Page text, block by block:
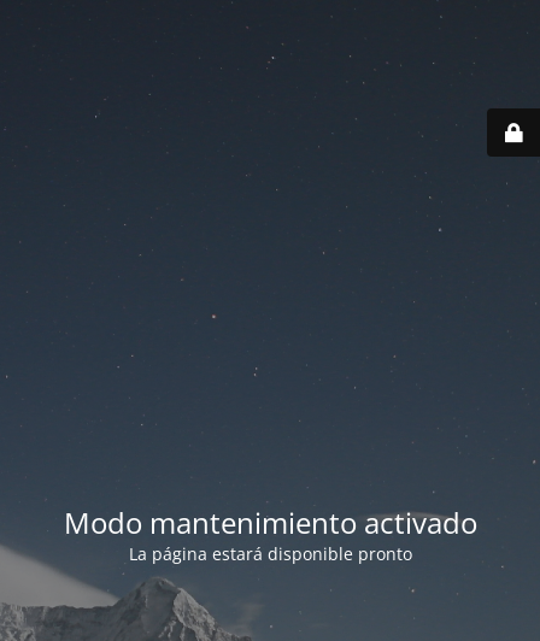
Modo mantenimiento activado
La página estará disponible pronto